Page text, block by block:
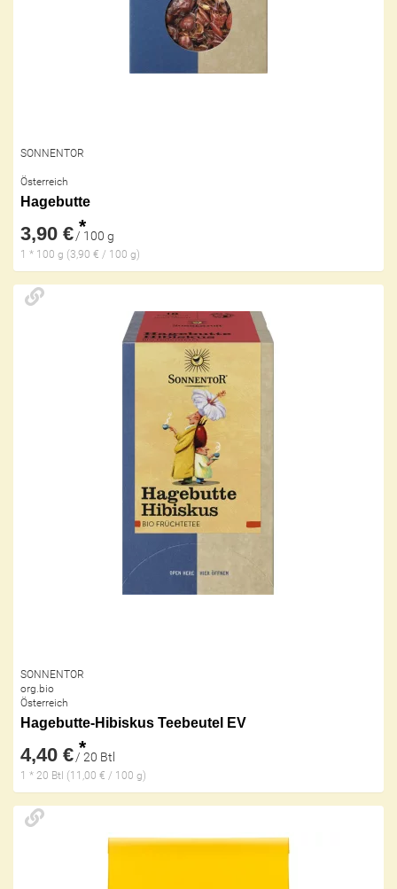
SONNENTOR
Österreich
Hagebutte
3,90 € *
/ 100 g
1 * 100 g (3,90 € / 100 g)
SONNENTOR
org.bio
Österreich
Hagebutte-Hibiskus Teebeutel EV
4,40 € *
/ 20 Btl
1 * 20 Btl (11,00 € / 100 g)